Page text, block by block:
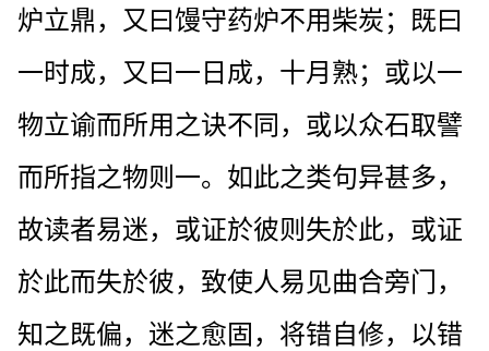
炉立鼎，又曰馒守药炉不用柴炭；既曰
一时成，又曰一日成，十月熟；或以一
物立谕而所用之诀不同，或以众石取譬
而所指之物则一。如此之类句异甚多，
故读者易迷，或证於彼则失於此，或证
於此而失於彼，致使人易见曲合旁门，
知之既偏，迷之愈固，将错自修，以错